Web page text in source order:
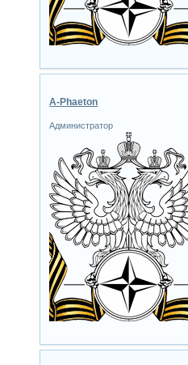
A-Phaeton
Администратор